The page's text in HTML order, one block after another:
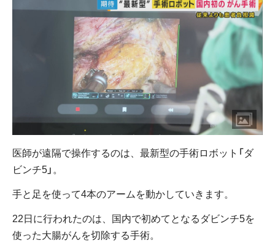
医師が遠隔で操作するのは、最新型の手術ロボット「ダ
ビンチ5」。
手と足を使って4本のアームを動かしていきます。
22日に行われたのは、国内で初めてとなるダビンチ5を
使った大腸がんを切除する手術。